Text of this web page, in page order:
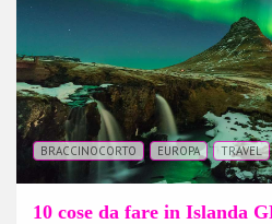
BRACCINOCORTO EUROPA TRAVEL
10 cose da fare in Islanda